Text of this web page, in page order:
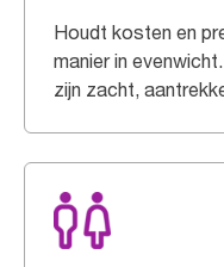
Houdt kosten en
manier in
zijn zacht,